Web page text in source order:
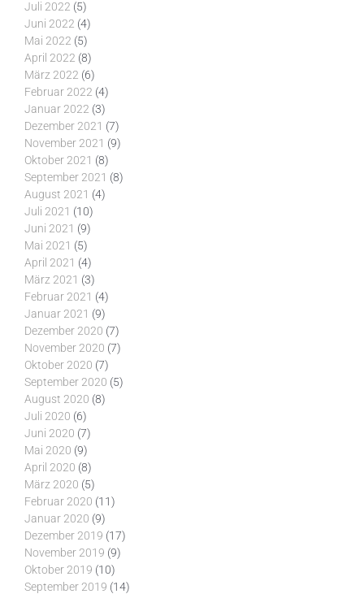
Juli 2022 (5)
Juni 2022 (4)
Mai 2022 (5)
April 2022 (8)
März 2022 (6)
Februar 2022 (4)
Januar 2022 (3)
Dezember 2021 (7)
November 2021 (9)
Oktober 2021 (8)
September 2021 (8)
August 2021 (4)
Juli 2021 (10)
Juni 2021 (9)
Mai 2021 (5)
April 2021 (4)
März 2021 (3)
Februar 2021 (4)
Januar 2021 (9)
Dezember 2020 (7)
November 2020 (7)
Oktober 2020 (7)
September 2020 (5)
August 2020 (8)
Juli 2020 (6)
Juni 2020 (7)
Mai 2020 (9)
April 2020 (8)
März 2020 (5)
Februar 2020 (11)
Januar 2020 (9)
Dezember 2019 (17)
November 2019 (9)
Oktober 2019 (10)
September 2019 (14)